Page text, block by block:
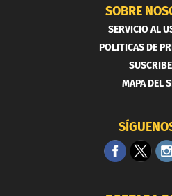
SOBRE
SERVICIO AL
POLITICAS DE
MAPA DEL